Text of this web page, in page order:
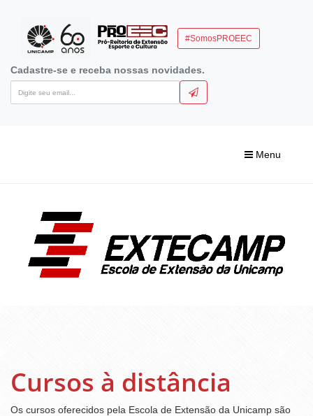
#SomosPROEEC
Cadastre-se e receba nossas novidades.
Menu
Cursos à distância
Os cursos oferecidos pela Escola de Extensão da Unicamp são